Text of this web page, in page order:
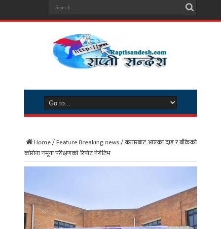
Home/Feature Breaking news/कतारबाट आएका दाङ र बाँकेको
कोरोना नमूना परीक्षणको रिपोर्ट नेगेटिभ